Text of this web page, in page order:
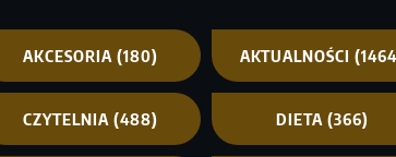
AKCESORIA (180) AKTUALNOŚCI
CZYTELNIA (488) DIETA (366)